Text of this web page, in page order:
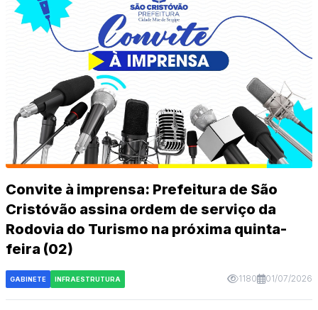
Convite à imprensa: Prefeitura de São
Cristóvão assina ordem de serviço da
Rodovia do Turismo na próxima quinta-
feira (02)
GABINETE INFRAESTRUTURA 1180 01/07/2026